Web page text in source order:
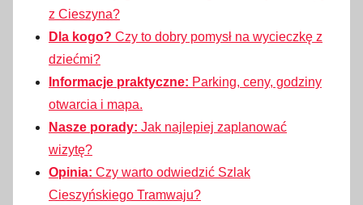
z Cieszyna?
Dla kogo? Czy to dobry pomysł na wycieczkę z
dziećmi?
Informacje praktyczne: Parking, ceny, godziny
otwarcia i mapa.
Nasze porady: Jak najlepiej zaplanować
wizytę?
Opinia: Czy warto odwiedzić Szlak
Cieszyńskiego Tramwaju?